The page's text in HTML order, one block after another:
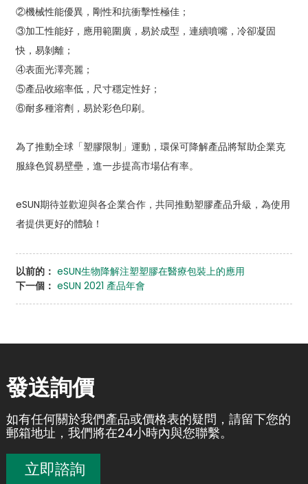
②機械性能優異，剛性和抗衝擊性極佳；
③加工性能好，應用範圍廣，易於成型，連續噴嘴，冷卻凝固
快，易剝離；
④表面光澤亮麗；
⑤產品收縮率低，尺寸穩定性好；
⑥耐多種溶劑，易於彩色印刷。
為了推動全球「塑膠限制」運動，環保可降解產品將幫助企業克
服綠色貿易壁壘，進一步提高市場佔有率。
eSUN期待並歡迎與各企業合作，共同推動塑膠產品升級，為使用
者提供更好的體驗！
以前的： eSUN生物降解注塑塑膠在醫療包裝上的應用
下一個： eSUN 2021 產品年會
發送詢價
如有任何關於我們產品或價格表的疑問，請留下您的
郵箱地址，我們將在24小時內與您聯繫。
立即諮詢